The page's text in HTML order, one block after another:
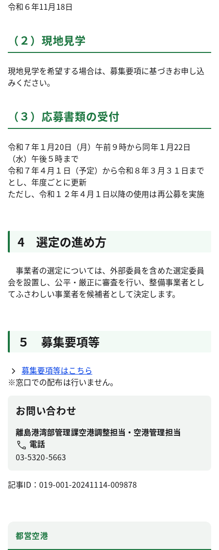
令和６年11月18日
（２）現地見学
現地見学を希望する場合は、募集要項に基づきお申し込
みください。
（３）応募書類の受付
令和７年１月20日（月）午前９時から同年１月22日
（水）午後５時まで
令和７年４月１日（予定）から令和８年３月３１日まで
とし、年度ごとに更新
ただし、令和１２年４月１日以降の使用は再公募を実施
4 選定の進め方
事業者の選定については、外部委員を含めた選定委員
会を設置し、公平・厳正に審査を行い、整備事業者とし
てふさわしい事業者を候補者として決定します。
５ 募集要項等
募集要項等はこちら
※窓口での配布は行いません。
お問い合わせ
離島港湾部管理課空港調整担当・空港管理担当
電話
03-5320-5663
記事ID：019-001-20241114-009878
都営空港